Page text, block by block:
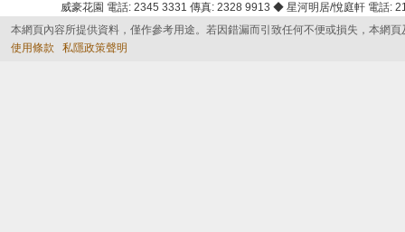
威豪花園 電話: 2345 3331 傳真: 2328 9913 ◆ 星河明居/悅庭軒 電話
本網頁內容所提供資料，僅作參考用途。若因錯漏而引致任何不便或損失，本網
使用條款
私隱政策聲明